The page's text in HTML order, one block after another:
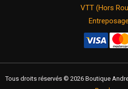
VTT (Hors
Entreposage
Tous droits réservés © 2026 Boutique